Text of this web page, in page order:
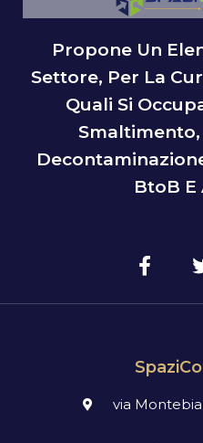
Propone Un
Settore, Per La
Quali Si
BtoB E
via